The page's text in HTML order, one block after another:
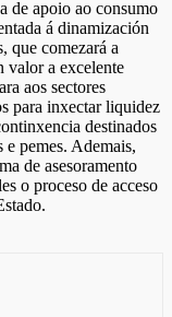
de apoio ao consumo
á dinamización
que comezará a
valor a excelente
aos sectores
para inxectar liquidez
destinados
e pemes. Ademais,
de asesoramento
o proceso de acceso